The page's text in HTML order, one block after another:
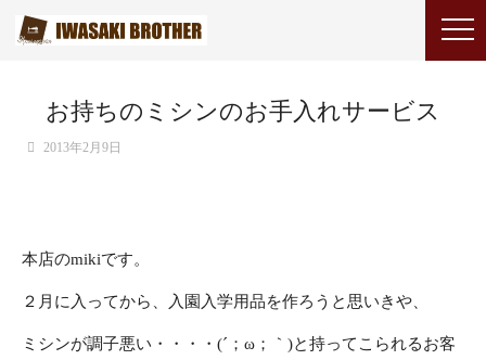
お持ちのミシンのお手入れサービス
2013年2月9日
本店のmikiです。
２月に入ってから、入園入学用品を作ろうと思いきや、
ミシンが調子悪い・・・・(´；ω；｀)と持ってこられるお客